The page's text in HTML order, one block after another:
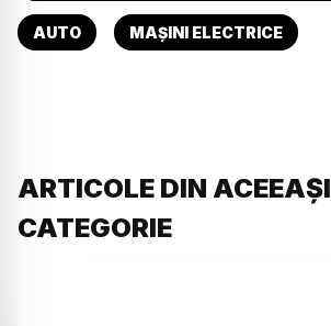
AUTO MAȘINI ELECTRICE
ARTICOLE DIN ACEEAȘI
CATEGORIE